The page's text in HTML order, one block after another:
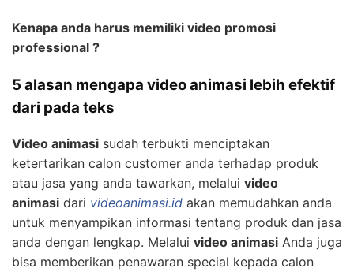
Kenapa anda harus memiliki video promosi
professional ?
5 alasan mengapa video animasi lebih efektif
dari pada teks
Video animasi sudah terbukti menciptakan
ketertarikan calon customer anda terhadap produk
atau jasa yang anda tawarkan, melalui video
animasi dari videoanimasi.id akan memudahkan anda
untuk menyampikan informasi tentang produk dan jasa
anda dengan lengkap. Melalui video animasi Anda juga
bisa memberikan penawaran special kepada calon